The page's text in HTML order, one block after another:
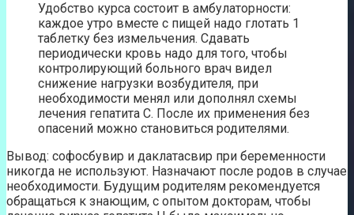
Удобство курса состоит в амбулаторности:
каждое утро вместе с пищей надо глотать 1
таблетку без измельчения. Сдавать
периодически кровь надо для того, чтобы
контролирующий больного врач видел
снижение нагрузки возбудителя, при
необходимости менял или дополнял схемы
лечения гепатита С. После их применения без
опасений можно становиться родителями.
Вывод: софосбувир и даклатасвир при беременности
никогда не используют. Назначают после родов в случае
необходимости. Будущим родителям рекомендуется
обращаться к знающим, с опытом докторам, чтобы